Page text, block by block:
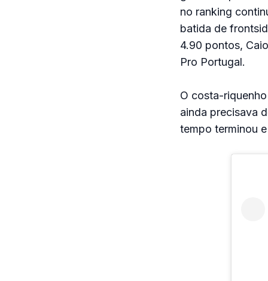
no ranking
batida de
4.90 pontos,
Pro Portugal.
O costa-
ainda precisava
tempo terminou